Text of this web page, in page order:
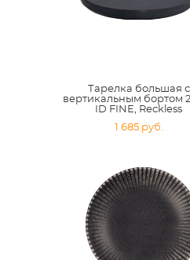
Тарелка большая с
вертикальным бортом
ID FINE, Reckless
1 685 pуб.